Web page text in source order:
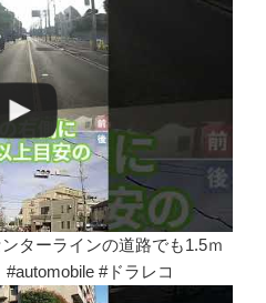
ターラインの道路でも1.5ｍ
#ドラレコ